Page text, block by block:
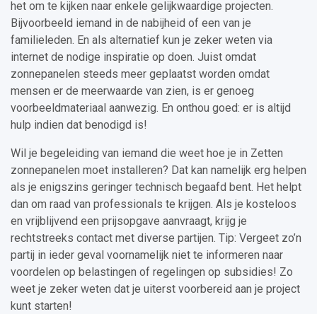
het om te kijken naar enkele gelijkwaardige projecten.
Bijvoorbeeld iemand in de nabijheid of een van je
familieleden. En als alternatief kun je zeker weten via
internet de nodige inspiratie op doen. Juist omdat
zonnepanelen steeds meer geplaatst worden omdat
mensen er de meerwaarde van zien, is er genoeg
voorbeeldmateriaal aanwezig. En onthou goed: er is altijd
hulp indien dat benodigd is!
Wil je begeleiding van iemand die weet hoe je in Zetten
zonnepanelen moet installeren? Dat kan namelijk erg helpen
als je enigszins geringer technisch begaafd bent. Het helpt
dan om raad van professionals te krijgen. Als je kosteloos
en vrijblijvend een prijsopgave aanvraagt, krijg je
rechtstreeks contact met diverse partijen. Tip: Vergeet zo’n
partij in ieder geval voornamelijk niet te informeren naar
voordelen op belastingen of regelingen op subsidies! Zo
weet je zeker weten dat je uiterst voorbereid aan je project
kunt starten!